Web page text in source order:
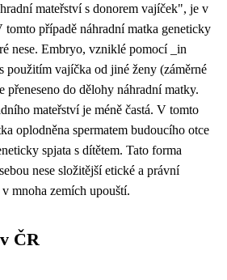
mateřství s donorem vajíček", je v
tomto případě náhradní matka geneticky
nese. Embryo, vzniklé pomocí _in
vajíčka od jiné ženy (záměrné
přeneseno do dělohy náhradní matky.
mateřství je méně častá. V tomto
oplodněna spermatem budoucího otce
spjata s dítětem. Tato forma
nese složitější etické a právní
mnoha zemích upouští.
ČR